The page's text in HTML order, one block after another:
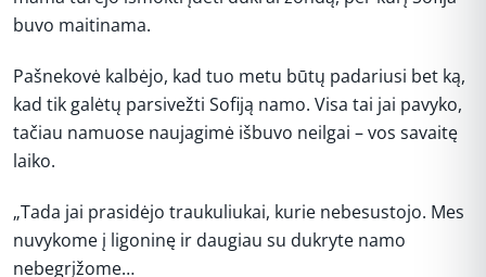
buvo maitinama.
Pašnekovė kalbėjo, kad tuo metu būtų padariusi bet ką,
kad tik galėtų parsivežti Sofiją namo. Visa tai jai pavyko,
tačiau namuose naujagimė išbuvo neilgai – vos savaitę
laiko.
„Tada jai prasidėjo traukuliukai, kurie nebesustojo. Mes
nuvykome į ligoninę ir daugiau su dukryte namo
nebegrįžome…